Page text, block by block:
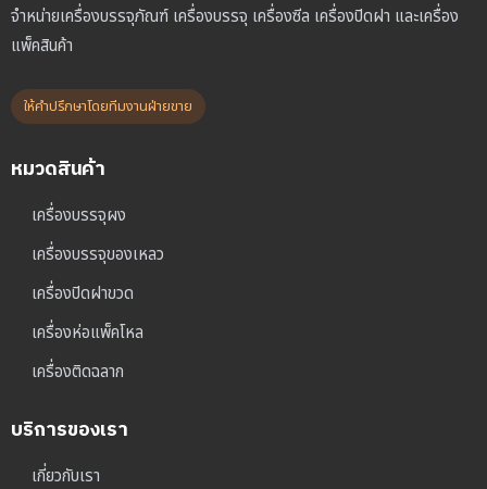
จำหน่ายเครื่องบรรจุภัณฑ์ เครื่องบรรจุ เครื่องซีล เครื่องปิดฝา และเครื่อง
แพ็คสินค้า
ให้คำปรึกษาโดยทีมงานฝ่ายขาย
หมวดสินค้า
เครื่องบรรจุผง
เครื่องบรรจุของเหลว
เครื่องปิดฝาขวด
เครื่องห่อแพ็คโหล
เครื่องติดฉลาก
บริการของเรา
เกี่ยวกับเรา